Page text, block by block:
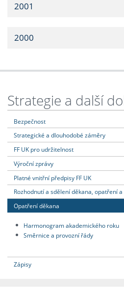
2001
2000
Strategie a další
Bezpečnost
Strategické a dlouhodobé záměry
FF UK pro udržitelnost
Výroční zprávy
Platné vnitřní předpisy FF UK
Rozhodnutí a sdělení děkana, opatření
Opatření děkana
Harmonogram akademického roku
Směrnice a provozní řády
Zápisy